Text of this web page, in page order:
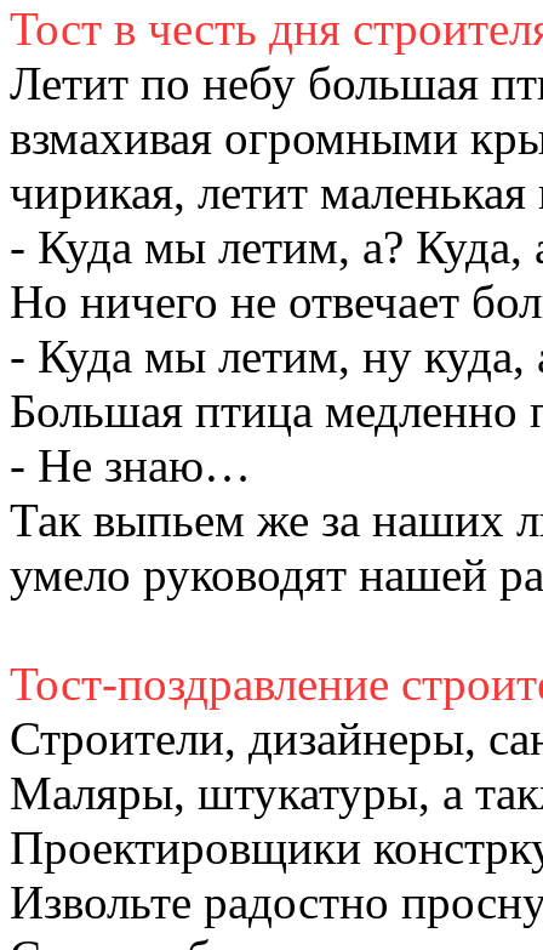
Тост в честь дня
Летит по небу большая
взмахивая огромными
чирикая, летит маленькая
- Куда мы летим, а? Куда,
Но ничего не отвечает
- Куда мы летим, ну куда,
Большая птица медленно
- Не знаю…
Так выпьем же за наших
умело руководят нашей
Тост-поздравление
Строители, дизайнеры,
Маляры, штукатуры, а
Проектировщики
Извольте радостно